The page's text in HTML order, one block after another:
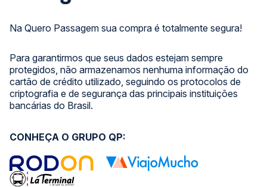
Na Quero Passagem sua compra é totalmente segura!
Para garantirmos que seus dados estejam sempre
protegidos, não armazenamos nenhuma informação do
cartão de crédito utilizado, seguindo os protocolos de
criptografia e de segurança das principais instituições
bancárias do Brasil.
CONHEÇA O GRUPO QP: